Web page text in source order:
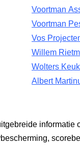
Voortman
Voortman
Vos
Willem
Wolters
Albert
informatie